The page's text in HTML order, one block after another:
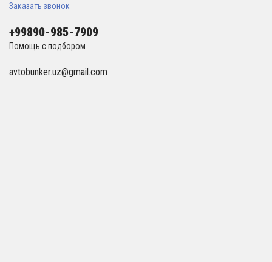
Заказать звонок
+99890-985-7909
Помощь с подбором
avtobunker.uz@gmail.com